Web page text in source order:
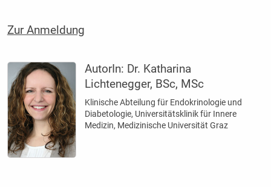
Zur Anmeldung
AutorIn: Dr. Katharina
Lichtenegger, BSc, MSc
Klinische Abteilung für Endokrinologie und
Diabetologie, Universitätsklinik für Innere
Medizin, Medizinische Universität Graz